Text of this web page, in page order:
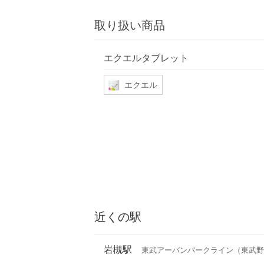
取り扱い商品
エクエルタブレット
エクエル
近くの駅
岩槻駅 東武アーバンパークライン（東武